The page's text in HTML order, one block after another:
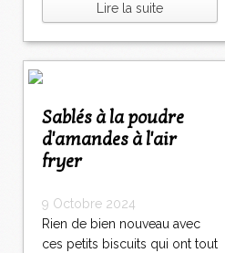
Lire la suite
Sablés à la poudre
d'amandes à l'air
fryer
9 Octobre 2024
Rien de bien nouveau avec
ces petits biscuits qui ont tout
L'Express style
L'actuSaveurs
lexpress.fr/Styles